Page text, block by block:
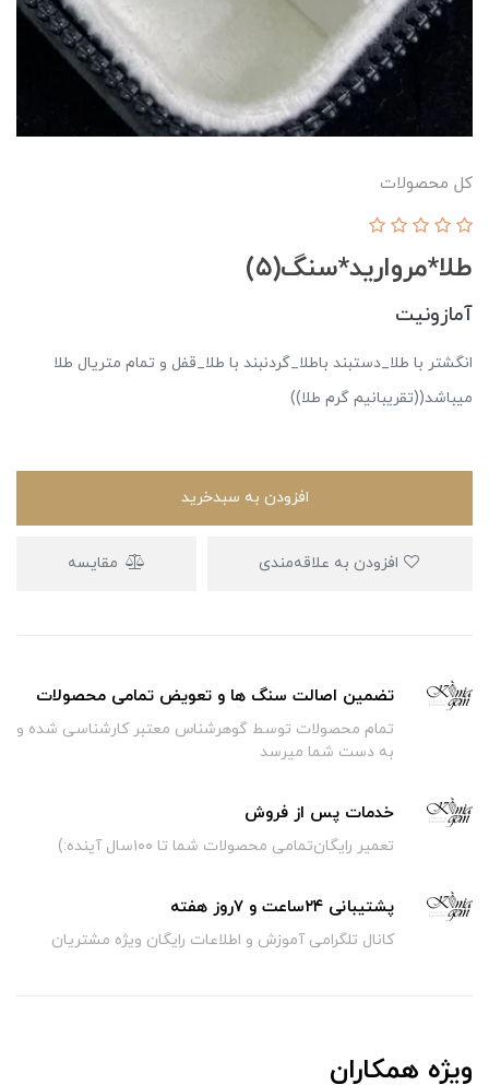
کل محصولات
طلا*مروارید*سنگ(۵)
آمازونیت
انگشتر با طلا_دستبند باطلا_گردنبند با طلا_قفل و تمام متریال طلا
میباشد((تقریبانیم گرم طلا))
افزودن به سبدخرید
مقایسه
تضمین اصالت سنگ ها و تعویض تمامی محصولات
تمام محصولات توسط گوهرشناس معتبر کارشناسی شده و
به دست شما میرسد
خدمات پس از فروش
تعمیر رایگان‌تمامی محصولات شما تا ۱۰۰سال آینده:)
پشتیبانی ۲۴ساعت و ۷روز هفته
کانال تلگرامی آموزش و اطلاعات رایگان ویژه مشتریان
ویژه همکاران